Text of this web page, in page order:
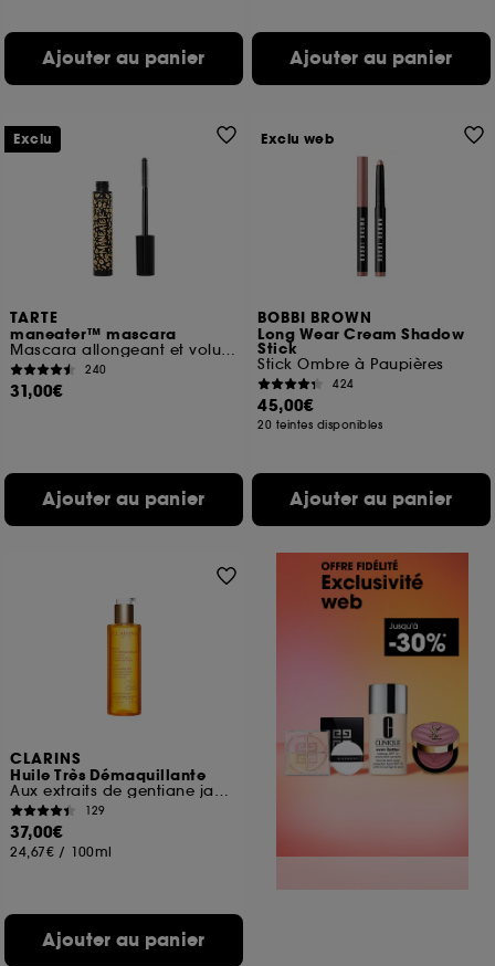
Ajouter au panier Ajouter au panier
TARTE
maneater™ mascara
Mascara allongeant et volumisant
240
31,00€
Ajouter au panier
Exclu
BOBBI BROWN
Long Wear Cream Shadow
Stick
Stick Ombre à Paupières
424
45,00€
20 teintes disponibles
Ajouter au panier
Exclu web
CLARINS
Huile Très Démaquillante
Aux extraits de gentiane jaune & mélisse des Alpes
129
37,00€
24,67€ / 100ml
Ajouter au panier